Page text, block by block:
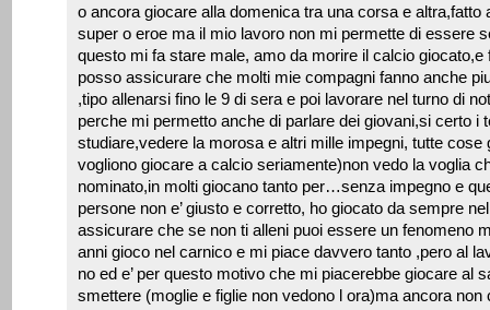
o ancora giocare alla domenica tra una corsa e altra,fatto
super o eroe ma il mio lavoro non mi permette di essere
questo mi fa stare male, amo da morire il calcio giocato,e
posso assicurare che molti mie compagni fanno anche
,tipo allenarsi fino le 9 di sera e poi lavorare nel turno di
perche mi permetto anche di parlare dei giovani,si certo i
studiare,vedere la morosa e altri mille impegni, tutte
vogliono giocare a calcio seriamente)non vedo la voglia
nominato,in molti giocano tanto per…senza impegno e
persone non e’ giusto e corretto, ho giocato da sempre
assicurare che se non ti alleni puoi essere un fenomeno
anni gioco nel carnico e mi piace davvero tanto ,pero al
no ed e’ per questo motivo che mi piacerebbe giocare al
smettere (moglie e figlie non vedono l ora)ma ancora